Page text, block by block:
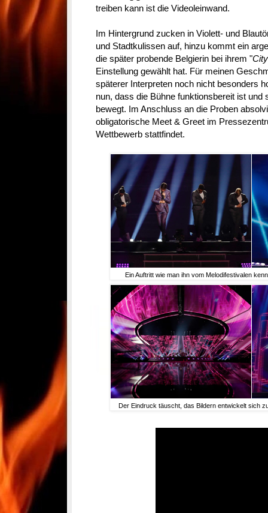
treiben kann ist die Videoleinwand.
Im Hintergrund zucken in Violett- und
und Stadtkulissen auf, hinzu kommt ein
die später probende Belgierin bei ihrem "
Einstellung gewählt hat. Für meinen
späterer Interpreten noch nicht besonders
nun, dass die Bühne funktionsbereit ist und
bewegt. Im Anschluss an die Proben
obligatorische Meet & Greet im
Wettbewerb stattfindet.
Ein Auftritt wie man ihn vom Melodifestivalen
Der Eindruck täuscht, das Bildern entwickelt sich